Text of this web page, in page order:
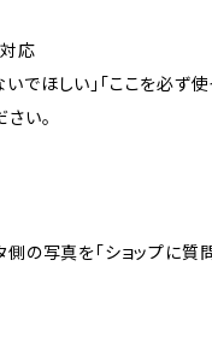
応
でほしい」「ここを必ず使
い。
の写真を「ショップに質